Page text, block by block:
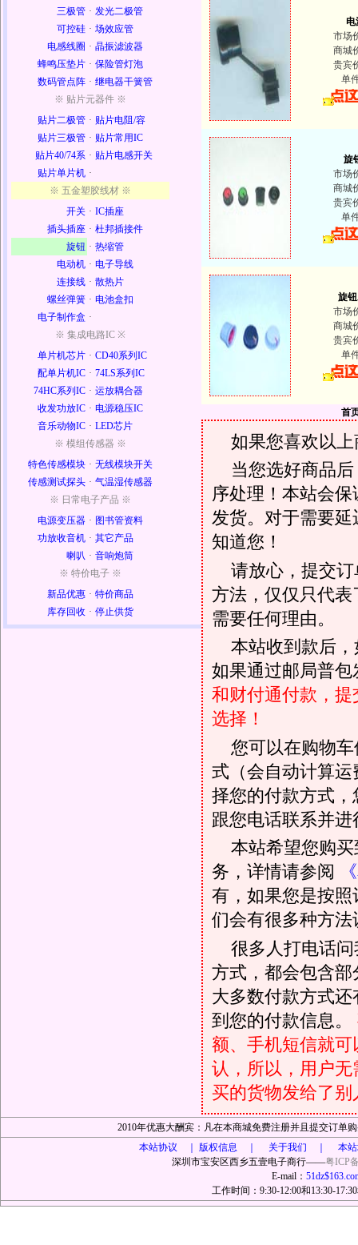
三极管 · 发光二极管
可控硅 · 场效应管
电感线圈 · 晶振滤波器
蜂鸣压垫片 · 保险管灯泡
数码管点阵 · 继电器干簧管
※ 贴片元器件 ※
贴片二极管 · 贴片电阻/容
贴片三极管 · 贴片常用IC
贴片40/74系 · 贴片电感开关
贴片单片机 ·
※ 五金塑胶线材 ※
开关 · IC插座
插头插座 · 杜邦插接件
旋钮 · 热缩管
电动机 · 电子导线
连接线 · 散热片
螺丝弹簧 · 电池盒扣
电子制作盒 ·
※ 集成电路IC ※
单片机芯片 · CD40系列IC
配单片机IC · 74LS系列IC
74HC系列IC · 运放耦合器
收发功放IC · 电源稳压IC
音乐动物IC · LED芯片
※ 模组传感器 ※
特色传感模块 · 无线模块开关
传感测试探头 · 气温湿传感器
※ 日常电子产品 ※
电源变压器 · 图书管资料
功放收音机 · 其它产品
喇叭 · 音响炮筒
※ 特价电子 ※
新品优惠 · 特价商品
库存回收 · 停止供货
电
市场
商城
贵宾
单
旋
市场
商城
贵宾
单
旋
市场
商城
贵宾
单
首
如果您喜欢以
当您选好商品
序处理！本站会
发货。对于需要
知道您！
请放心，提交
方法，仅仅只代
需要任何理由。
本站收到款后
如果通过邮局普包
和财付通付款，
选择！
您可以在购物
式（会自动计算
择您的付款方式
跟您电话联系并
本站希望您购
务，详情请参阅
有，如果您是按
们会有很多种方
很多人打电话
方式，都会包含
大多数付款方式
到您的付款信息。
额、手机短信就可
认，所以，用户
买的货物发给了别
2010年优惠大酬宾：凡在本商城免费注册并且提交订单
本站协议 ｜
版权信息 ｜ 关于我们 ｜ 本
深圳市宝安区西乡五壹电子商行——粤ICP
E-mail：
工作时间：9:30-12:00和13:30-